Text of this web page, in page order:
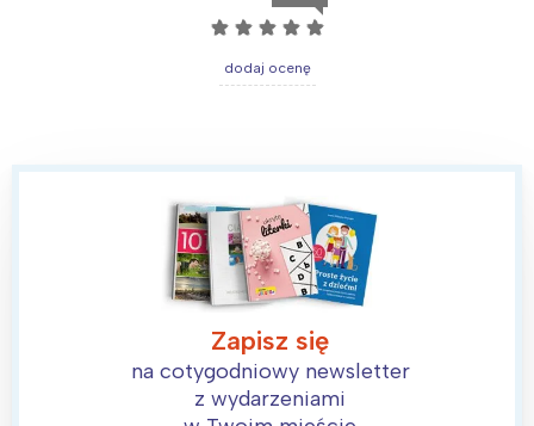
☆ ☆ ☆ ☆ ☆
dodaj ocenę
Zapisz się
na cotygodniowy newsletter
z wydarzeniami
Interesują mnie wydarzenia z
tego regionu: